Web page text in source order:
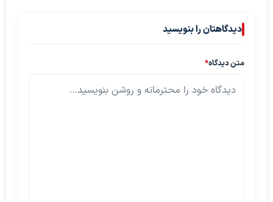
دیدگاهتان را بنویسید
متن دیدگاه*